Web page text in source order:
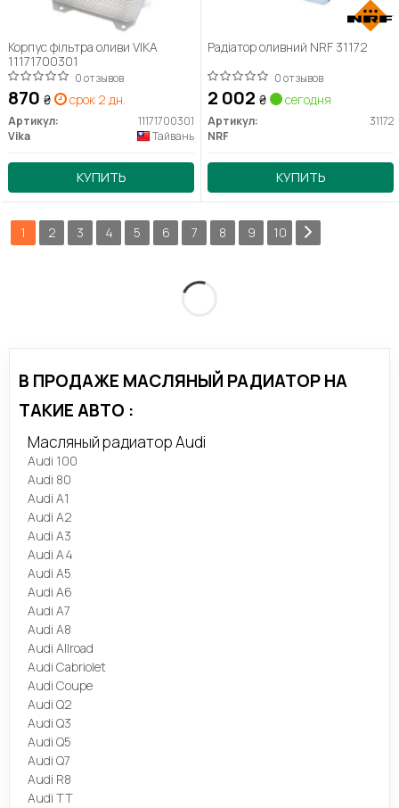
Корпус фільтра оливи VIKA
11171700301
0 отзывов
870 ₴ срок 2 дн.
Артикул:
11171700301
Vika
Тайвань
КУПИТЬ
Радіатор оливний NRF 31172
0 отзывов
2 002 ₴ сегодня
Артикул:
31172
NRF
КУПИТЬ
1 2 3 4 5 6 7 8 9 10
В ПРОДАЖЕ МАСЛЯНЫЙ РАДИАТОР НА
ТАКИЕ АВТО :
Масляный радиатор Audi
Audi 100
Audi 80
Audi A1
Audi A2
Audi A3
Audi A4
Audi A5
Audi A6
Audi A7
Audi A8
Audi Allroad
Audi Cabriolet
Audi Coupe
Audi Q2
Audi Q3
Audi Q5
Audi Q7
Audi R8
Audi TT